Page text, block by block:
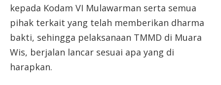
kepada Kodam VI Mulawarman serta semua
pihak terkait yang telah memberikan dharma
bakti, sehingga pelaksanaan TMMD di Muara
Wis, berjalan lancar sesuai apa yang di
harapkan.